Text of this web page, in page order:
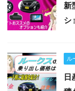
新
シ
ル
日